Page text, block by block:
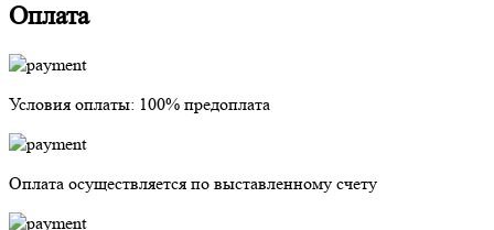
Оплата
Условия оплаты: 100% предоплата
Оплата осуществляется по выставленному счету